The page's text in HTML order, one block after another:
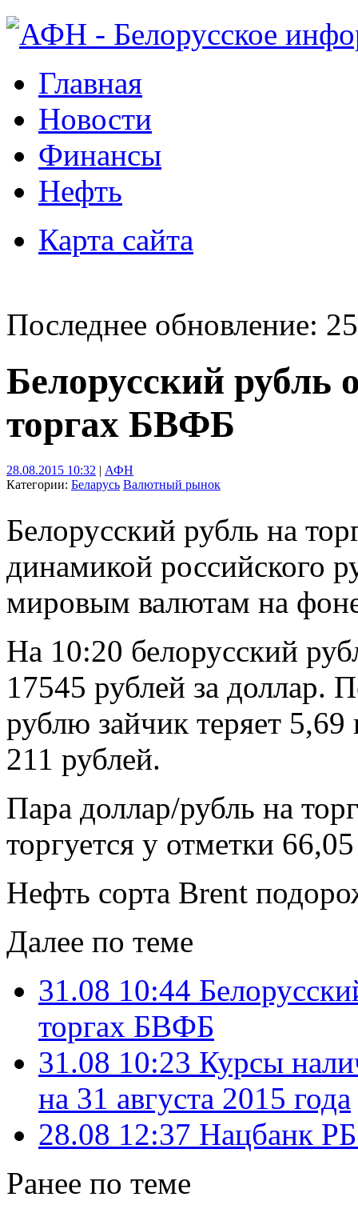
Главная
Новости
Финансы
Нефть
Карта сайта
Последнее обновление:
Белорусский рубль
торгах БВФБ
28.08.2015 10:32 | АФН
Категории: Беларусь Валютный рынок
Белорусский рубль на
динамикой российского
мировым валютам на
На 10:20 белорусский
17545 рублей за доллар.
рублю зайчик теряет
211 рублей.
Пара доллар/рубль на
торгуется у отметки
Нефть сорта Brent
Далее по теме
31.08 10:44
торгах БВФБ
31.08 10:23 Курсы
на 31 августа 2015 года
28.08 12:37 Нацбанк
Ранее по теме